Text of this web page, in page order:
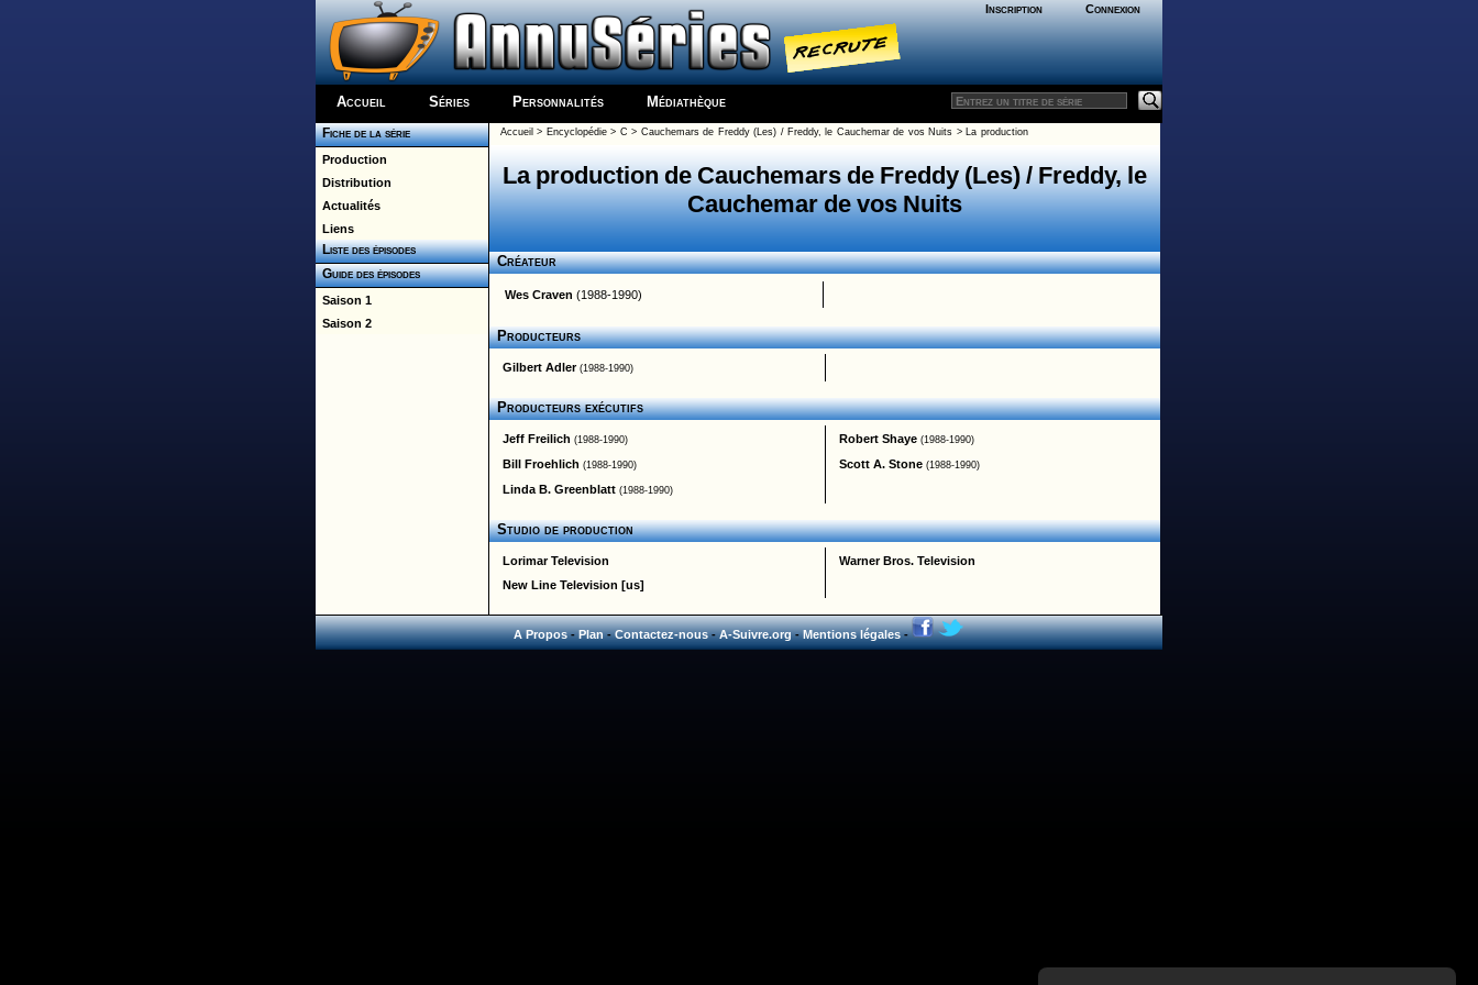
Inscription Connexion
Accueil Séries Personnalités Médiathèque
Fiche de la série
Production
Distribution
Actualités
Liens
Liste des épisodes
Guide des épisodes
Saison 1
Saison 2
Accueil > Encyclopédie> C > Cauchemars de Freddy (Les) / Freddy, le Cauchemar de vos Nuits > La production
La production de Cauchemars de Freddy (Les) / Freddy, le
Cauchemar de vos Nuits
Créateur
Wes Craven (1988-1990)
Producteurs
Gilbert Adler (1988-1990)
Producteurs exécutifs
Jeff Freilich (1988-1990)
Bill Froehlich (1988-1990)
Linda B. Greenblatt (1988-1990)
Robert Shaye (1988-1990)
Scott A. Stone (1988-1990)
Studio de production
Lorimar Television
New Line Television [us]
Warner Bros. Television
A Propos-Plan-Contactez-nous-A-Suivre.org-Mentions légales-